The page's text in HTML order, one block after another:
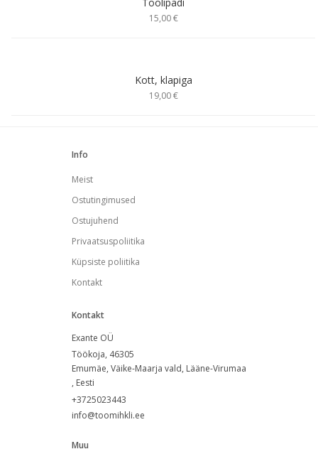
Toolipadi
15,00 €
Kott, klapiga
19,00 €
Info
Meist
Ostutingimused
Ostujuhend
Privaatsuspoliitika
Küpsiste poliitika
Kontakt
Kontakt
Exante OÜ
Töökoja, 46305
Emumäe, Väike-Maarja vald, Lääne-Virumaa
, Eesti
+3725023443
info@toomihkli.ee
Muu